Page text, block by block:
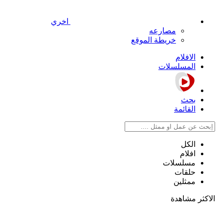
اخري
مصارعه
خريطة الموقع
الافلام
المسلسلات
بحث
القائمة
الكل
افلام
مسلسلات
حلقات
ممثلين
الاكثر مشاهدة